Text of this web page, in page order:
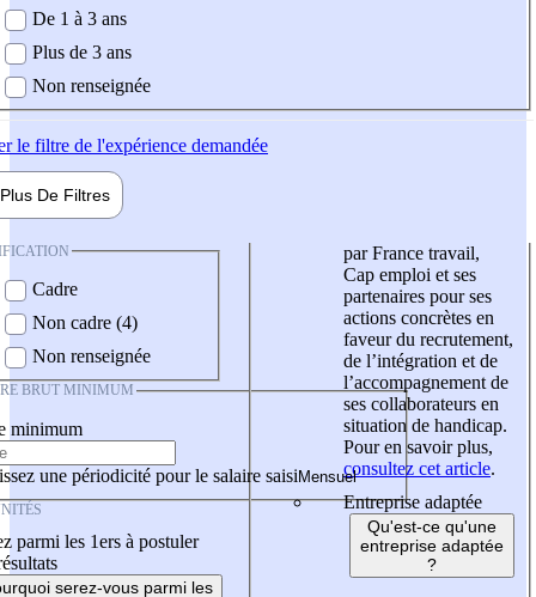
De 1 à 3 ans
Plus de 3 ans
Non renseignée
le filtre de l'expérience demandée
Plus De Filtres
Cadre
Non cadre (4)
Non renseignée
BRUT MINIMUM
minimum
une périodicité pour le salaire saisi
parmi les 1ers à postuler
serez-vous parmi les
par France travail,
Cap emploi et ses
partenaires pour ses
actions concrètes en
faveur du recrutement,
de l’intégration et de
l’accompagnement de
ses collaborateurs en
situation de handicap.
Pour en savoir plus,
consultez cet article.
Entreprise adaptée
Qu'est-ce qu'une
entreprise adaptée
?